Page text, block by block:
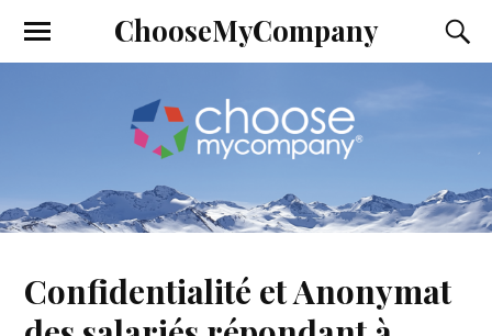
ChooseMyCompany
Confidentialité et Anonymat